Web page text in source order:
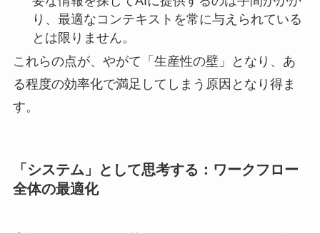
り、最適なコンテキストを常に与えられている
とは限りません。
これらの点が、やがて「生産性の壁」となり、あ
る程度の効率化で満足してしまう原因となり得ま
す。
「システム」として思考する：ワークフロー
全体の最適化